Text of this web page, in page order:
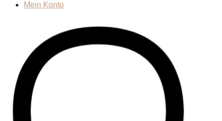
Mein Konto